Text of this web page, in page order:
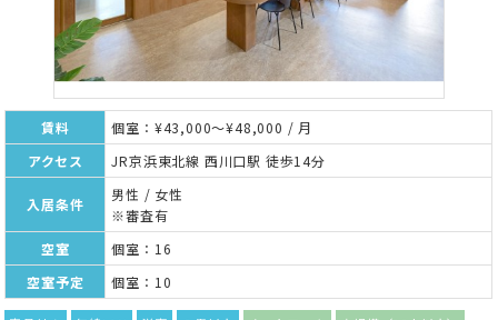
賃料
個室：¥43,000～¥48,000 / 月
アクセス
JR京浜東北線 西川口駅 徒歩14分
入居条件
男性 / 女性
※審査有
空室
個室：16
空室予定
個室：10